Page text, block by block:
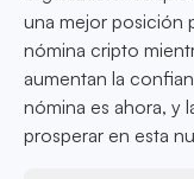
una mejor posición
nómina cripto
aumentan la
nómina es ahora, y
prosperar en esta